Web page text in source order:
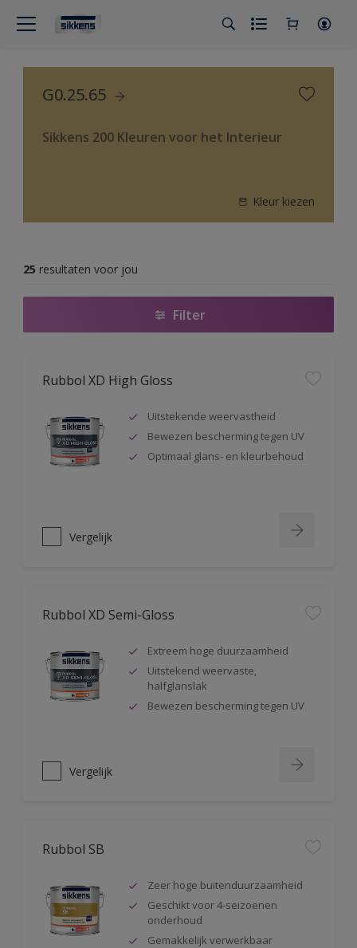
G0.25.65
Sikkens 200 Kleuren voor het Interieur
Kleur kiezen
25 resultaten voor jou
Filter
Rubbol XD High Gloss
Uitstekende weervastheid
Bewezen bescherming tegen UV
Optimaal glans- en kleurbehoud
Vergelijk
Rubbol XD Semi-Gloss
Extreem hoge duurzaamheid
Uitstekend weervaste,
halfglanslak
Bewezen bescherming tegen UV
Vergelijk
Rubbol SB
Zeer hoge buitenduurzaamheid
Geschikt voor 4-seizoenen
onderhoud
Gemakkelijk verwerkbaar